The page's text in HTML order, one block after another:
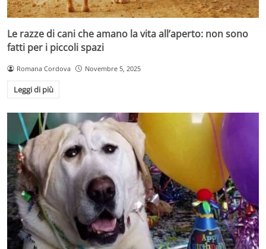
Le razze di cani che amano la vita all’aperto: non sono
fatti per i piccoli spazi
Romana Cordova Novembre 5, 2025
Leggi di più